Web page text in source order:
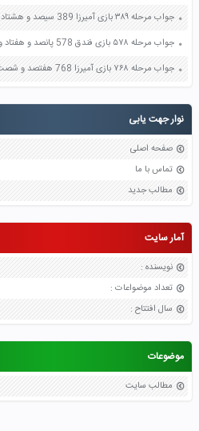
نوار جهت یابی
صفحه اصلی
تماس با ما
مطالب جدید
آمار سایت
نویسنده :
تعداد موضواعات :
سال افتتاح :
موضوعات
مطالب سایت
جواب مرحله ۳۸۹ بازی آمیرزا 389 سیصد و هشتاد و نه پاسخ
جواب مرحله ۵۷۸ بازی فندق 578 پانصد و هفتاد و هشت پاسخ
جواب مرحله ۷۶۸ بازی آمیرزا 768 هفتصد و شصت و هشت پاسخ